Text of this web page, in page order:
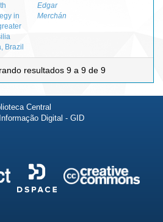
in
Brazil
Edgar
Merchán
resultados 9 a 9 de 9
Central
Digital - GID